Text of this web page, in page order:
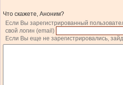
Что скажете, Аноним?
Если Вы зарегистрированный
свой логин (email)
Если Вы еще не зарегистрировались,